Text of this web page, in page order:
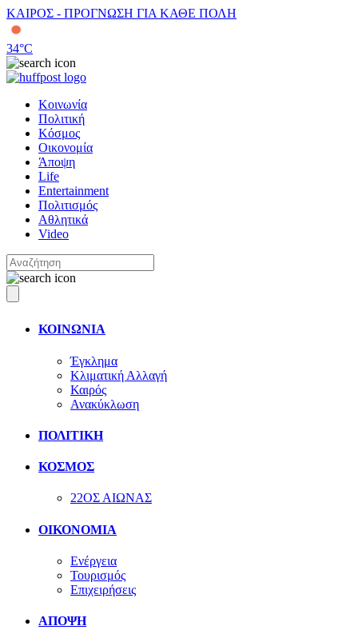
ΚΑΙΡΟΣ - ΠΡΟΓΝΩΣΗ ΓΙΑ ΚΑΘΕ ΠΟΛΗ
34°C
Κοινωνία
Πολιτική
Κόσμος
Οικονομία
Άποψη
Life
Entertainment
Πολιτισμός
Αθλητικά
Video
ΚΟΙΝΩΝΙΑ
Έγκλημα
Κλιματική Αλλαγή
Καιρός
Ανακύκλωση
ΠΟΛΙΤΙΚΗ
ΚΟΣΜΟΣ
22ΟΣ ΑΙΩΝΑΣ
ΟΙΚΟΝΟΜΙΑ
Ενέργεια
Τουρισμός
Επιχειρήσεις
ΑΠΟΨΗ